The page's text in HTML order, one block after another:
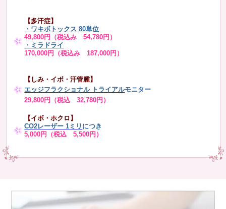
【多汗症】
・ ワキボトックス 80単位
49,800円（税込み 54,780円）
・ミラドライ
170,000円（税込み 187,000円）
【しみ・イボ・汗管腫】
エッジフラクショナル トライアルモニター
29,800円（税込 32,780円）
【イボ・ホクロ】
CO2レーザー 1ミリ につき
5,000円（税込 5,500円）